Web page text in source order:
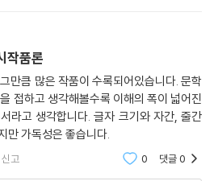
작품론
만큼 많은 작품이 수록되어있습니다. 문학
접하고 생각해볼수록 이해의 폭이 넓어진
라고 생각합니다. 글자 크기와 자간, 줄간
만 가독성은 좋습니다.
신고 0 댓글0